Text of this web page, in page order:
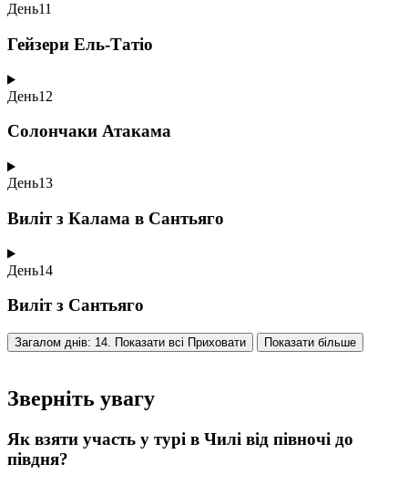
День11
Гейзери Ель-Татіо
День12
Солончаки Атакама
День13
Виліт з Калама в Сантьяго
День14
Виліт з Сантьяго
Загалом днів: 14. Показати всі Приховати Показати більше
Зверніть увагу
Як взяти участь у турі в Чилі від півночі до
півдня?